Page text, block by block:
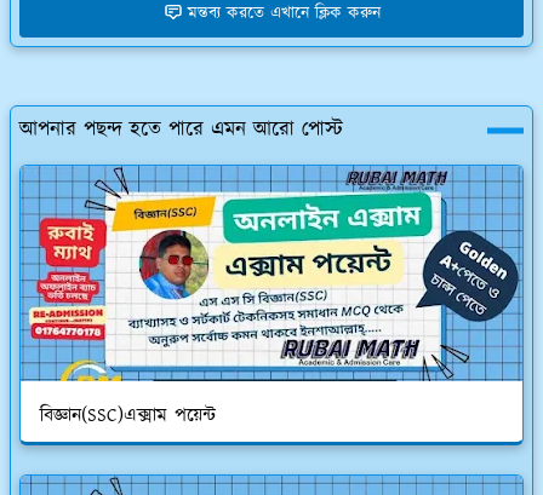
মন্তব্য করতে এখানে ক্লিক করুন
আপনার পছন্দ হতে পারে এমন আরো পোস্ট
বিজ্ঞান(SSC)এক্সাম পয়েন্ট